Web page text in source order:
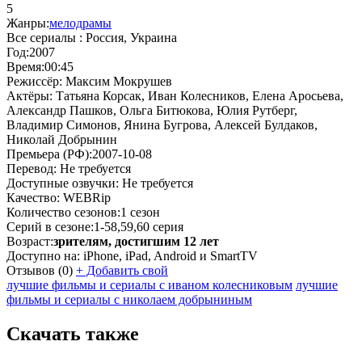
5
Жанры:мелодрамы
Все сериалы : Россия, Украина
Год:2007
Время:00:45
Режиссёр: Максим Мокрушев
Актёры: Татьяна Корсак, Иван Колесников, Елена Аросьева,
Александр Пашков, Ольга Битюкова, Юлия Рутберг,
Владимир Симонов, Янина Бугрова, Алексей Булдаков,
Николай Добрынин
Премьера (РФ):2007-10-08
Перевод: Не требуется
Доступные озвучки: Не требуется
Качество: WEBRip
Количество сезонов:1 сезон
Серий в сезоне:1-58,59,60 серия
Возраст:зрителям, достигшим 12 лет
Доступно на: iPhone, iPad, Android и SmartTV
Отзывов (0) + Добавить свой
лучшие фильмы и сериалы с иваном колесниковым лучшие
фильмы и сериалы с николаем добрыниным
Скачать также